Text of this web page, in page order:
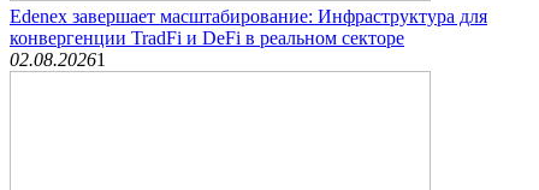
Edenex завершает масштабирование: Инфраструктура для
конвергенции TradFi и DeFi в реальном секторе
02.08.20261